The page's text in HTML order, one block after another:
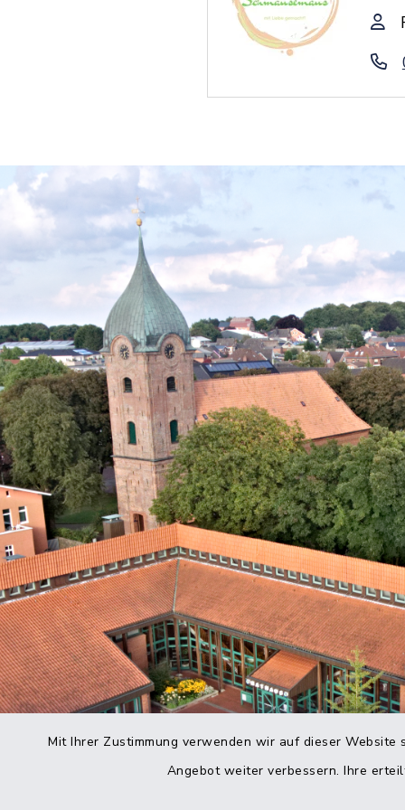
Mit Ihrer Zustimmung verwenden wir auf dieser
Angebot weiter verbessern. Ihre